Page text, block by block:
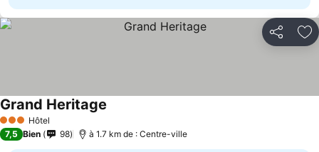
Partager
3 ÉtoilesHôtel
Grand Heritage
7,5 Bien 98 à 1.7 km de : Centre-ville